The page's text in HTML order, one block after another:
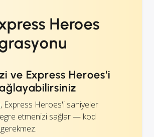
Heroes
ve Express Heroes'i
Express Heroes'i saniyeler
etmenizi sağlar — kod